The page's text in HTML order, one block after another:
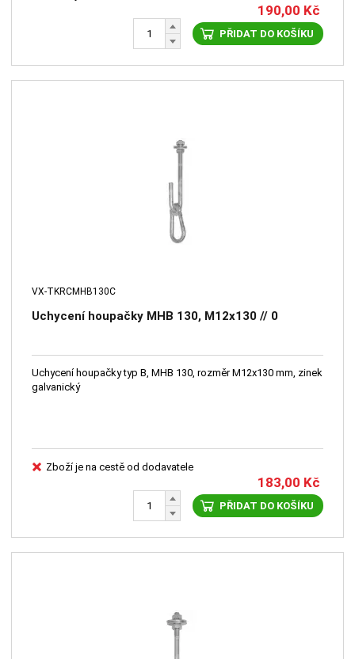
190,00 Kč
PŘIDAT DO KOŠÍKU
VX-TKRCMHB130C
Uchycení houpačky MHB 130, M12x130 // 0
Uchycení houpačky typ B, MHB 130, rozměr M12x130 mm, zinek
galvanický
Zboží je na cestě od dodavatele
183,00 Kč
PŘIDAT DO KOŠÍKU